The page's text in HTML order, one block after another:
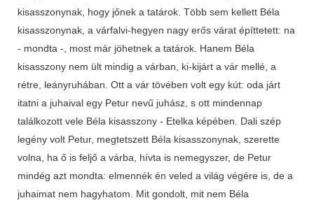
kisasszonynak, hogy jőnek a tatárok. Több sem kellett Béla
kisasszonynak, a várfalvi-hegyen nagy erős várat építtetett: na
- mondta -, most már jöhetnek a tatárok. Hanem Béla
kisasszony nem ült mindig a várban, ki-kijárt a vár mellé, a
rétre, leányruhában. Ott a vár tövében volt egy kút: oda járt
itatni a juhaival egy Petur nevű juhász, s ott mindennap
találkozott vele Béla kisasszony - Etelka képében. Dali szép
legény volt Petur, megtetszett Béla kisasszonynak, szerette
volna, ha ő is feljő a várba, hívta is nemegyszer, de Petur
mindég azt mondta: elmennék én veled a világ végére is, de a
juhaimat nem hagyhatom. Mit gondolt, mit nem Béla